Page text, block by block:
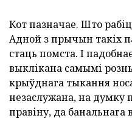
Кот пазначае. Што
Адной з прычын такіх
стаць помста. І
выклікана самымі
крыўднага тыкання
незаслужана, на думку
правіну, да банальнага